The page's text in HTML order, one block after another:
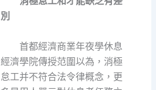
別
首都經濟商業年夜學休息
經濟學院傳授范圍以為，消極
怠工并不符合法令律概念，更